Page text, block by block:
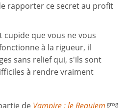
rapporter ce secret au profit
cupide que vous ne vous
à la rigueur, il
sans relief qui, s'ils sont
à rendre vraiment
de Vampire : le Requiem grog